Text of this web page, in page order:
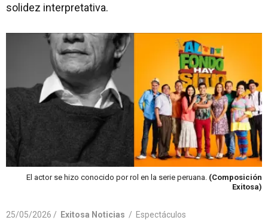
solidez interpretativa.
El actor se hizo conocido por rol en la serie peruana. (Composición
Exitosa)
25/05/2026 / Exitosa Noticias / Espectáculos